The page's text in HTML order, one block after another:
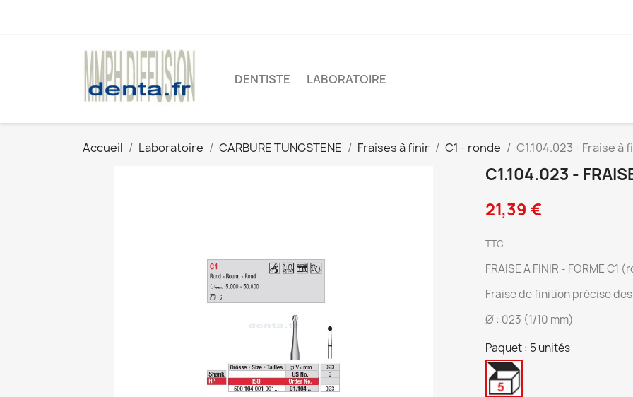
DENTISTE LABORATOIRE
Accueil Laboratoire CARBURE TUNGSTENE Fraises à finir C1 - ronde C1.104.023 - Fraise à
C1.104.023 -
21,39 €
TTC
FRAISE A FINIR - FORME C1
Fraise de finition précise
Ø : 023 (1/10 mm)
Paquet : 5 unités
5